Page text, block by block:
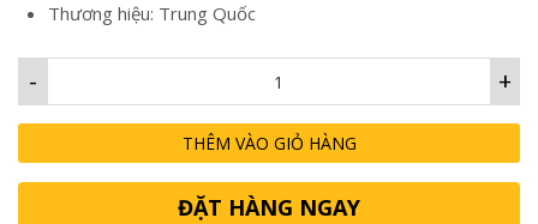
Thương hiệu: Trung Quốc
+
-
THÊM VÀO GIỎ HÀNG
ĐẶT HÀNG NGAY